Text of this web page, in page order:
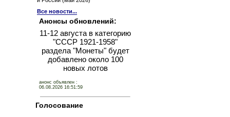
Все новости...
Анонсы обновлений:
11-12 августа в категорию
"СССР 1921-1958"
раздела "Монеты" будет
добавлено около 100
новых лотов
анонс объявлен :
06.08.2026 16:51:59
Голосование